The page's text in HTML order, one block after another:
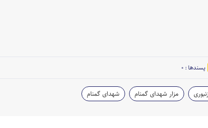
پسندها : ۰
مزار شهدای گمنام شهدای گمنام